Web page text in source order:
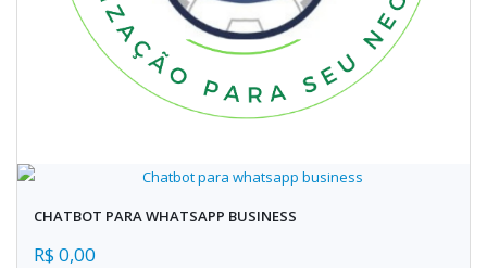
CHATBOT PARA WHATSAPP BUSINESS
R$ 0,00